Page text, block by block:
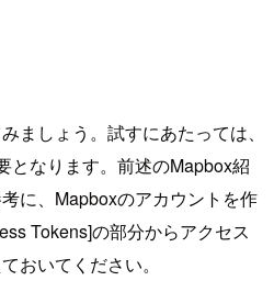
ましょう。試すにあたっては、
となります。前述のMapbox紹
に、Mapboxのアカウントを作
Tokens]の部分からアクセス
おいてください。